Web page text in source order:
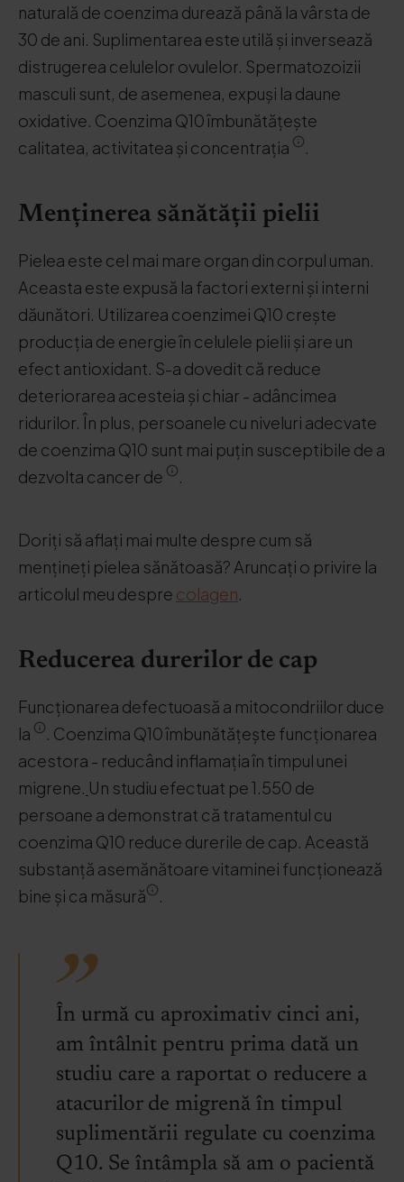
naturală de coenzima durează până la vârsta de
30 de ani. Suplimentarea este utilă și inversează
distrugerea celulelor ovulelor. Spermatozoizii
masculi sunt, de asemenea, expuși la daune
oxidative. Coenzima Q10 îmbunătățește
calitatea, activitatea și concentrația
.
Menținerea sănătății pielii
Pielea este cel mai mare organ din corpul uman.
Aceasta este expusă la factori externi și interni
dăunători. Utilizarea coenzimei Q10 crește
producția de energie în celulele pielii și are un
efect antioxidant. S-a dovedit că reduce
deteriorarea acesteia și chiar - adâncimea
ridurilor. În plus, persoanele cu niveluri adecvate
de coenzima Q10 sunt mai puțin susceptibile de a
dezvolta cancer de
.
Doriți să aflați mai multe despre cum să
mențineți pielea sănătoasă? Aruncați o privire la
articolul meu despre colagen.
Reducerea durerilor de cap
Funcționarea defectuoasă a mitocondriilor duce
la
. Coenzima Q10 îmbunătățește funcționarea
acestora - reducând inflamația în timpul unei
migrene. Un studiu efectuat pe 1.550 de
persoane a demonstrat că tratamentul cu
coenzima Q10 reduce durerile de cap. Această
substanță asemănătoare vitaminei funcționează
bine și ca măsură
.
În urmă cu aproximativ cinci ani,
am întâlnit pentru prima dată un
studiu care a raportat o reducere a
atacurilor de migrenă în timpul
suplimentării regulate cu coenzima
Q10. Se întâmpla să am o pacientă